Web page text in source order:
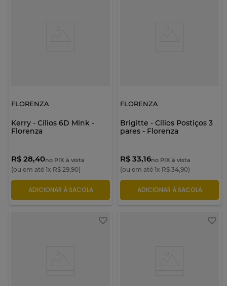
FLORENZA
Kerry - Cílios 6D Mink -
Florenza
R$ 28,40no PIX à vista
(ou em até 1x R$ 29,90)
ADICIONAR À SACOLA
FLORENZA
Brigitte - Cílios Postiços 3
pares - Florenza
R$ 33,16no PIX à vista
(ou em até 1x R$ 34,90)
ADICIONAR À SACOLA